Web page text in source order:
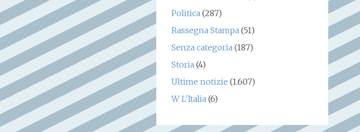
Politica(287)
Rassegna Stampa(51)
Senza categoria(187)
Storia(4)
Ultime notizie (1.607)
W L'Italia(6)